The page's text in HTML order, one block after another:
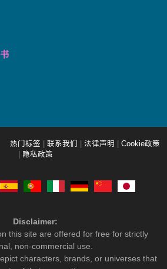
热门标签 联系我们 法律声明
Cookie政策
隐私政策
Disclaimer:
this site are offered for free for strictly
non-commercial use.
characters, brands, or universes that